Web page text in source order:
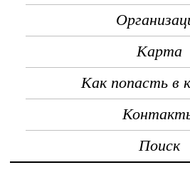
Карта
Как попасть в
Поиск